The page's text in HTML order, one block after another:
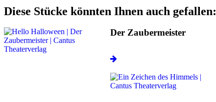
Diese Stücke könnten Ihnen auch gefallen:
Der Zaubermeister